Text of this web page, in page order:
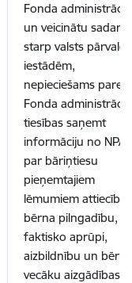
Fonda
un veicinātu
starp valsts
iestādēm,
nepieciešams
Fonda
tiesības saņemt
informāciju no
par bāriņtiesu
pieņemtajiem
lēmumiem attiecībā
bērna pilngadību,
faktisko aprūpi,
aizbildnību un bērna
vecāku aizgādības